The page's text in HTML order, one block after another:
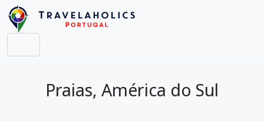
Praias, América do Sul